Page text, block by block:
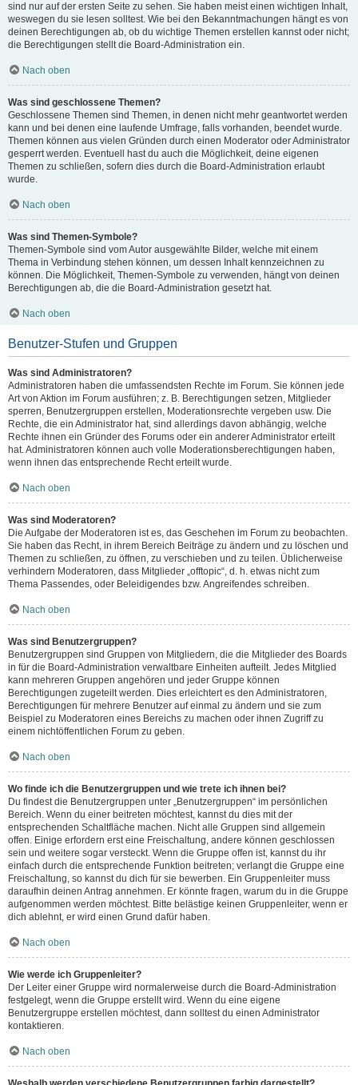
sind nur auf der ersten Seite zu sehen. Sie haben meist einen wichtigen Inhalt,
weswegen du sie lesen solltest. Wie bei den Bekanntmachungen hängt es von
deinen Berechtigungen ab, ob du wichtige Themen erstellen kannst oder nicht;
die Berechtigungen stellt die Board-Administration ein.
Nach oben
Was sind geschlossene Themen?
Geschlossene Themen sind Themen, in denen nicht mehr geantwortet werden
kann und bei denen eine laufende Umfrage, falls vorhanden, beendet wurde.
Themen können aus vielen Gründen durch einen Moderator oder Administrator
gesperrt werden. Eventuell hast du auch die Möglichkeit, deine eigenen
Themen zu schließen, sofern dies durch die Board-Administration erlaubt
wurde.
Nach oben
Was sind Themen-Symbole?
Themen-Symbole sind vom Autor ausgewählte Bilder, welche mit einem
Thema in Verbindung stehen können, um dessen Inhalt kennzeichnen zu
können. Die Möglichkeit, Themen-Symbole zu verwenden, hängt von deinen
Berechtigungen ab, die die Board-Administration gesetzt hat.
Nach oben
Benutzer-Stufen und Gruppen
Was sind Administratoren?
Administratoren haben die umfassendsten Rechte im Forum. Sie können jede
Art von Aktion im Forum ausführen; z. B. Berechtigungen setzen, Mitglieder
sperren, Benutzergruppen erstellen, Moderationsrechte vergeben usw. Die
Rechte, die ein Administrator hat, sind allerdings davon abhängig, welche
Rechte ihnen ein Gründer des Forums oder ein anderer Administrator erteilt
hat. Administratoren können auch volle Moderationsberechtigungen haben,
wenn ihnen das entsprechende Recht erteilt wurde.
Nach oben
Was sind Moderatoren?
Die Aufgabe der Moderatoren ist es, das Geschehen im Forum zu beobachten.
Sie haben das Recht, in ihrem Bereich Beiträge zu ändern und zu löschen und
Themen zu schließen, zu öffnen, zu verschieben und zu teilen. Üblicherweise
verhindern Moderatoren, dass Mitglieder „offtopic“, d. h. etwas nicht zum
Thema Passendes, oder Beleidigendes bzw. Angreifendes schreiben.
Nach oben
Was sind Benutzergruppen?
Benutzergruppen sind Gruppen von Mitgliedern, die die Mitglieder des Boards
in für die Board-Administration verwaltbare Einheiten aufteilt. Jedes Mitglied
kann mehreren Gruppen angehören und jeder Gruppe können
Berechtigungen zugeteilt werden. Dies erleichtert es den Administratoren,
Berechtigungen für mehrere Benutzer auf einmal zu ändern und sie zum
Beispiel zu Moderatoren eines Bereichs zu machen oder ihnen Zugriff zu
einem nichtöffentlichen Forum zu geben.
Nach oben
Wo finde ich die Benutzergruppen und wie trete ich ihnen bei?
Du findest die Benutzergruppen unter „Benutzergruppen“ im persönlichen
Bereich. Wenn du einer beitreten möchtest, kannst du dies mit der
entsprechenden Schaltfläche machen. Nicht alle Gruppen sind allgemein
offen. Einige erfordern erst eine Freischaltung, andere können geschlossen
sein und weitere sogar versteckt. Wenn die Gruppe offen ist, kannst du ihr
einfach durch die entsprechende Funktion beitreten; verlangt die Gruppe eine
Freischaltung, so kannst du dich für sie bewerben. Ein Gruppenleiter muss
daraufhin deinen Antrag annehmen. Er könnte fragen, warum du in die Gruppe
aufgenommen werden möchtest. Bitte belästige keinen Gruppenleiter, wenn er
dich ablehnt, er wird einen Grund dafür haben.
Nach oben
Wie werde ich Gruppenleiter?
Der Leiter einer Gruppe wird normalerweise durch die Board-Administration
festgelegt, wenn die Gruppe erstellt wird. Wenn du eine eigene
Benutzergruppe erstellen möchtest, dann solltest du einen Administrator
kontaktieren.
Nach oben